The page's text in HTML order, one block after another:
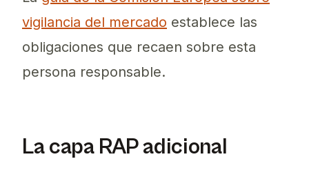
vigilancia del mercado establece las
obligaciones que recaen sobre esta
persona responsable.
La capa RAP adicional